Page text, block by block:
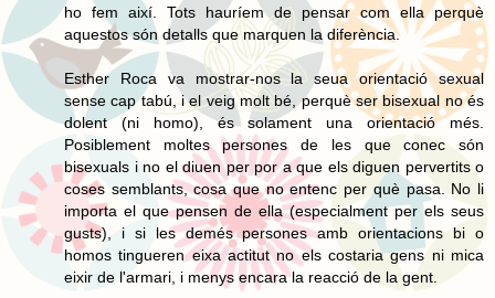
ho fem així. Tots hauríem de pensar com ella perquè
aquestos són detalls que marquen la diferència.
Esther Roca va mostrar-nos la seua orientació sexual
sense cap tabú, i el veig molt bé, perquè ser bisexual no és
dolent (ni homo), és solament una orientació més.
Posiblement moltes persones de les que conec són
bisexuals i no el diuen per por a que els diguen pervertits o
coses semblants, cosa que no entenc per què pasa. No li
importa el que pensen de ella (especialment per els seus
gusts), i si les demés persones amb orientacions bi o
homos tingueren eixa actitut no els costaria gens ni mica
eixir de l'armari, i menys encara la reacció de la gent.